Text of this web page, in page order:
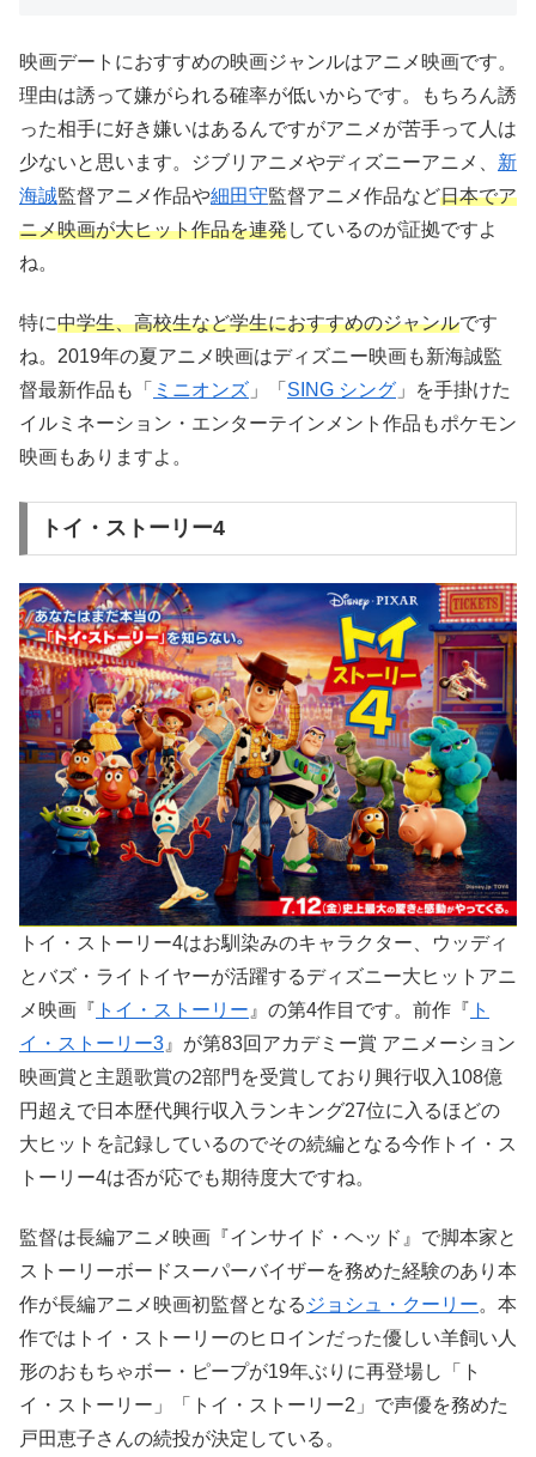
映画デートにおすすめの映画ジャンルはアニメ映画です。
理由は誘って嫌がられる確率が低いからです。もちろん誘
った相手に好き嫌いはあるんですがアニメが苦手って人は
少ないと思います。ジブリアニメやディズニーアニメ、 新
海誠監督アニメ作品や細田守監督アニメ作品など日本でア
ニメ映画が大ヒット作品を連発しているのが証拠ですよ
ね。
特に中学生、高校生など学生におすすめのジャンルです
ね。2019年の夏アニメ映画はディズニー映画も新海誠監
督最新作品も「 ミニオンズ 」「 SING シング 」を手掛けた
イルミネーション・エンターテインメント作品もポケモン
映画もありますよ。
トイ・ストーリー4
トイ・ストーリー4はお馴染みのキャラクター、ウッディ
とバズ・ライトイヤーが活躍するディズニー大ヒットアニ
メ映画『 トイ・ストーリー 』の第4作目です。前作『 ト
イ・ストーリー3 』が第83回アカデミー賞 アニメーション
映画賞と主題歌賞の2部門を受賞しており興行収入108億
円超えで日本歴代興行収入ランキング27位に入るほどの
大ヒットを記録しているのでその続編となる今作トイ・ス
トーリー4は否が応でも期待度大ですね。
監督は長編アニメ映画『インサイド・ヘッド』で脚本家と
ストーリーボードスーパーバイザーを務めた経験のあり本
作が長編アニメ映画初監督となる ジョシュ・クーリー。本
作ではトイ・ストーリーのヒロインだった優しい羊飼い人
形のおもちゃボー・ピープが19年ぶりに再登場し「ト
イ・ストーリー」「トイ・ストーリー2」で声優を務めた
戸田恵子さんの続投が決定している。